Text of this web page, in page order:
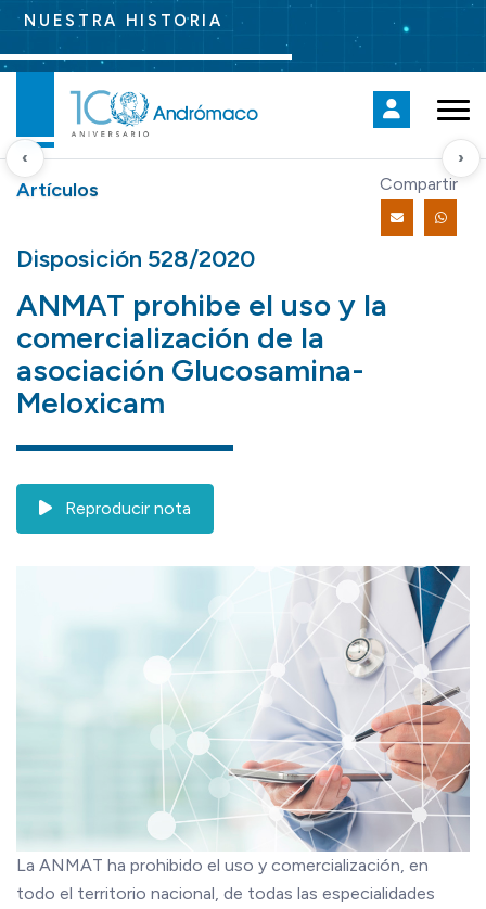
NUESTRA HISTORIA
‹ ›
Artículos Compartir
Disposición 528/2020
ANMAT prohibe el uso y la
comercialización de la
asociación Glucosamina-
Meloxicam
Reproducir nota
La ANMAT ha prohibido el uso y comercialización, en
todo el territorio nacional, de todas las especialidades